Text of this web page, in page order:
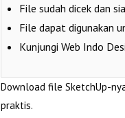
File sudah dicek dan
File dapat digunakan
Kunjungi Web Indo
Download file SketchUp-
praktis.